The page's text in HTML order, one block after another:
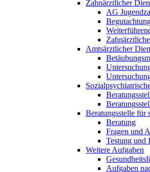
Zahnärztlicher
AG
Amtsärztlicher
Beratungsstelle für
Beratung
Fragen und
Testung und
Weitere Aufgaben
Aufgaben